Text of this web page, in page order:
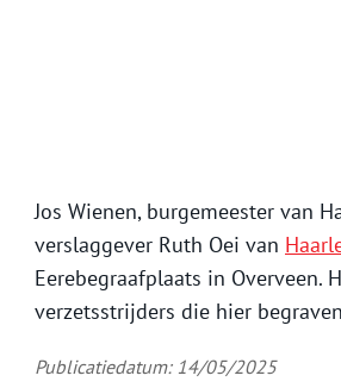
Jos Wienen, burgemeester van
verslaggever Ruth Oei van
Eerebegraafplaats in Overveen.
verzetsstrijders die hier
Publicatiedatum: 14/05/2025